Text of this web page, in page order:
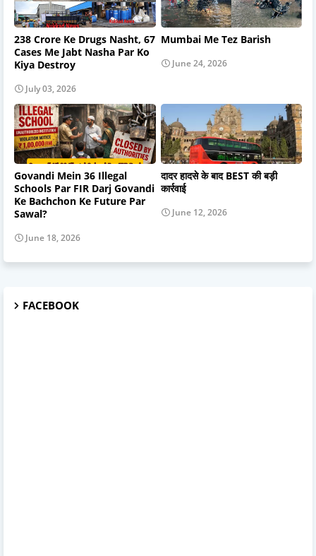
238 Crore Ke Drugs Nasht, 67
Cases Me Jabt Nasha Par Ko
Kiya Destroy
July 03, 2026
Mumbai Me Tez Barish
June 24, 2026
Govandi Mein 36 Illegal
Schools Par FIR Darj Govandi
Ke Bachchon Ke Future Par
Sawal?
June 18, 2026
दादर हादसे के बाद BEST की बड़ी
कार्रवाई
June 12, 2026
FACEBOOK